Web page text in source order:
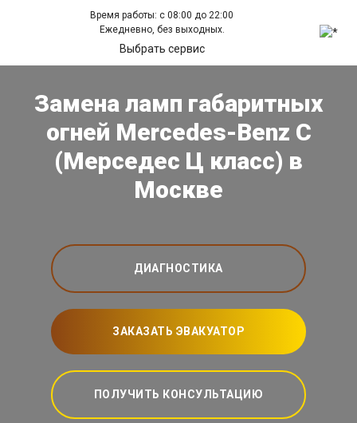
Время работы: с 08:00 до 22:00
Ежедневно, без выходных.
Выбрать сервис
Замена ламп габаритных
огней Mercedes-Benz C
(Мерседес Ц класс) в
Москве
ДИАГНОСТИКА
ЗАКАЗАТЬ ЭВАКУАТОР
ПОЛУЧИТЬ КОНСУЛЬТАЦИЮ